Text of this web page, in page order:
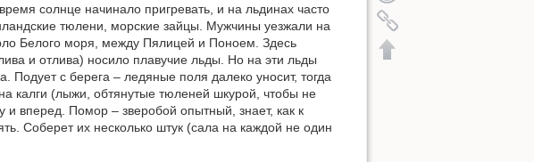
солнце начинало пригревать, и на льдинах часто
тюлени, морские зайцы. Мужчины уезжали на
Белого моря, между Пялицей и Поноем. Здесь
и отлива) носило плавучие льды. Но на эти льды
Подует с берега – ледяные поля далеко уносит, тогда
калги (лыжи, обтянутые тюленей шкурой, чтобы не
и вперед. Помор – зверобой опытный, знает, как к
Соберет их несколько штук (сала на каждой не один